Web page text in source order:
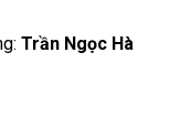
Trần Ngọc Hà